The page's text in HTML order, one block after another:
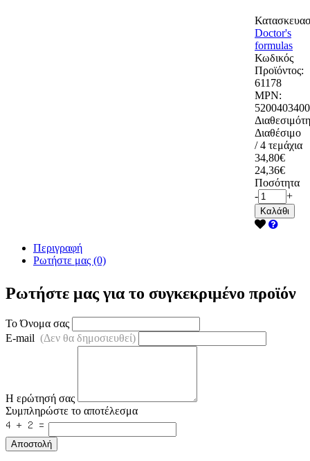
Doctor's
formulas
Κωδικός
Προϊόντος:
61178
MPN:
Διαθέσιμο
/ 4 τεμάχια
34,80€
24,36€
Ποσότητα
-
+
Καλάθι
Περιγραφή
Ρωτήστε μας (0)
Ρωτήστε μας για το συγκεκριμένο προϊόν
Το Όνομα σας
E-mail (Δεν θα δημοσιευθεί)
Η ερώτησή σας
Συμπληρώστε το αποτέλεσμα
Αποστολή